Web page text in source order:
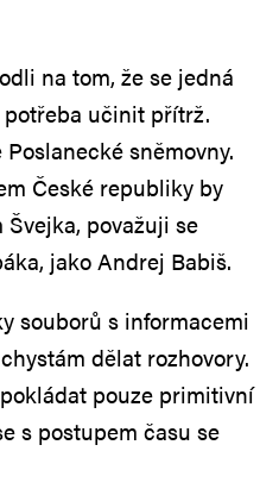
na tom, že se jedná
učinit přítrž.
sněmovny.
České republiky by
považuji se
jako Andrej Babiš.
souborů s informacemi
dělat rozhovory.
pouze primitivní
s postupem času se